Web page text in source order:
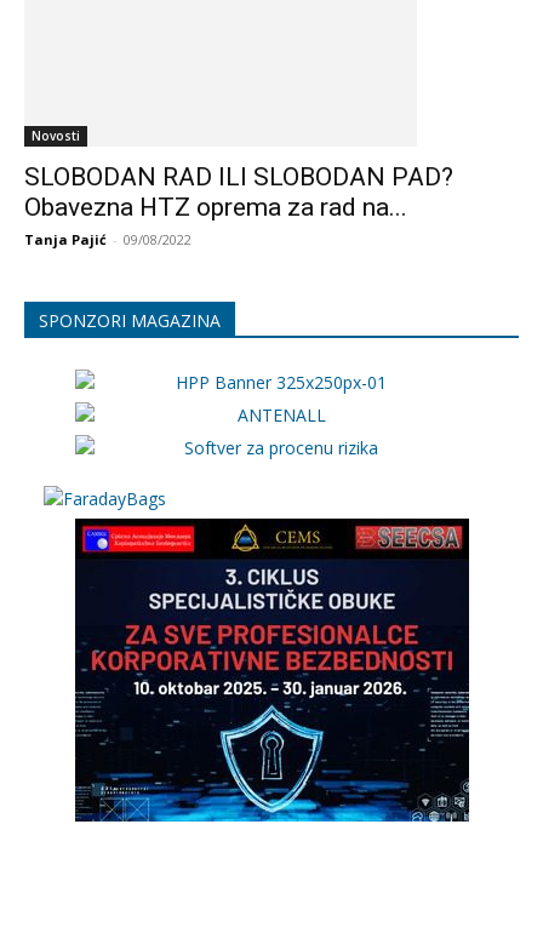
Novosti
SLOBODAN RAD ILI SLOBODAN PAD?
Obavezna HTZ oprema za rad na...
Tanja Pajić - 09/08/2022
SPONZORI MAGAZINA